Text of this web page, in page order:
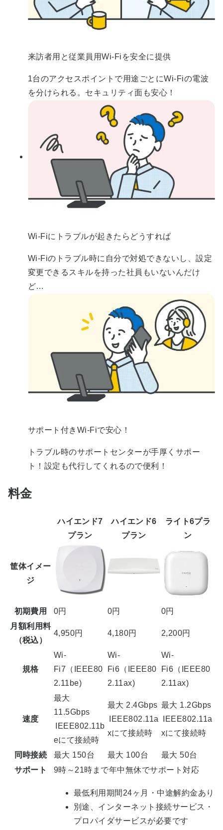
来訪者用と従業員用Wi-Fiを安全に提供
1台のアクセスポイントで用途ごとにWi-Fiの電波
を分けられる。セキュリティ面も安心！
Wi-Fiにトラブルが起きたらどうすれば
Wi-Fiのトラブル時に自分で対処できないし、設定
変更できるスキルを持った社員もいないんだけ
ど…
サポート付きWi-Fiで安心！
トラブル時のサポートセンターが手厚くサポー
ト！設定も代行してくれるので便利！
料金
ハイエンド7
プラン
ハイエンド6
プラン
ライト6プラ
ン
筐体イメー
ジ
初期費用 0円 0円
0円
月額利用料
（税込）
4,950円 4,180円 2,200円
規格
Wi-
Fi7（IEEE80
2.11be)
Wi-
Fi6（IEEE80
2.11ax)
Wi-
Fi6（IEEE80
2.11ax)
速度
最大
11.5Gbps
IEEE802.11b
eにて接続時
最大 2.4Gbps
IEEE802.11a
xにて接続時
最大 1.2Gbps
IEEE802.11a
xにて接続時
同時接続 最大 150台 最大 100台
最大 50台
サポート
9時～21時まで年中無休でサポート対応
最低利用期間24ヶ月・中途解約金あり
別途、インターネット接続サービス・
プロパイダサービスが必要です